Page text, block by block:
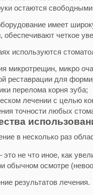
остаются
имеет
обеспечивают четкое
используются
микротрещин, микро
реставрации для
перелома корня зуба;
лечении с целью
точности любых
в несколько раз
это не что иное, как
обычном осмотре
результатов лечения.